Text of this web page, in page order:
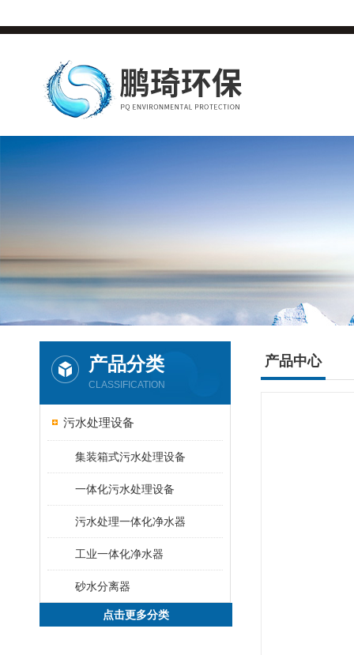
产品分类
CLASSIFICATION
污水处理设备
集装箱式污水处理设备
一体化污水处理设备
污水处理一体化净水器
工业一体化净水器
砂水分离器
点击更多分类
产品中心